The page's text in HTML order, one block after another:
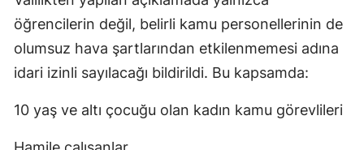
öğrencilerin değil, belirli kamu personellerinin de
olumsuz hava şartlarından etkilenmemesi adına
idari izinli sayılacağı bildirildi. Bu kapsamda:
10 yaş ve altı çocuğu olan kadın kamu görevlileri